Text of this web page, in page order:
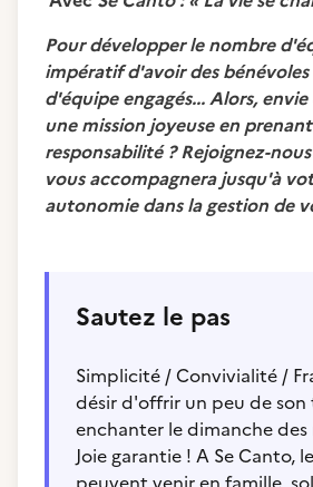
Pour développer le nombre
impératif d'avoir des
d'équipe engagés... Alors,
une mission joyeuse en
responsabilité ? Rejoignez-
vous accompagnera jusqu'à
autonomie dans la gestion de
Sautez le pas
Simplicité / Convivialité /
désir d'offrir un peu de
enchanter le dimanche des
Joie garantie ! A Se Canto,